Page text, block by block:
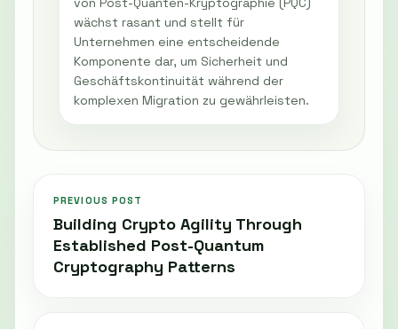
wächst rasant und stellt für
Unternehmen eine entscheidende
Komponente dar, um Sicherheit und
Geschäftskontinuität während der
komplexen Migration zu gewährleisten.
PREVIOUS POST
Building Crypto Agility Through
Established Post-Quantum
Cryptography Patterns